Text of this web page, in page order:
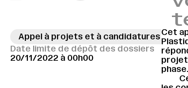
Appel à projets et à candidatures -
Date limite de dépôt des dossiers
20/11/2022 à 00h00
Cet
phase.